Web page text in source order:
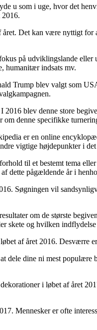
u som i uge, hvor det
2016.
Det kan være nyttigt
på udviklingslande
humanitær indsats mv.
Trump blev valgt som
blev denne store
om denne specifikke
er en online
vigtige højdepunkter i det
til et bestemt tema
dette pågældende år i
Søgningen vil
om de største
og hvilken
af året 2016.
dine ni mest
i løbet af året
Mennesker er ofte